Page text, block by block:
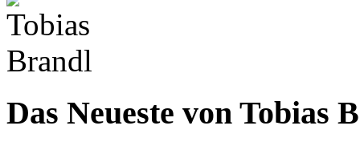
Das Neueste von Tobias